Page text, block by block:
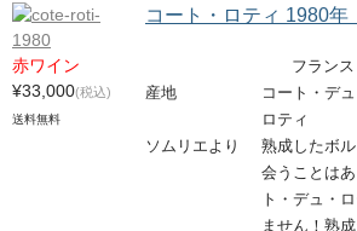
赤ワイン
¥33,000(税込)
送料無料
コート・ロティ 1980年
フランス
産地
コート・デ
ロティ
ソムリエより
熟成したボ
会うことは
ト・デュ・
ません！熟